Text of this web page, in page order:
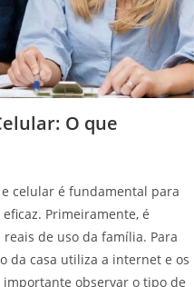
O que
celular é fundamental para
eficaz. Primeiramente, é
de uso da família. Para
da casa utiliza a internet e os
observar o tipo de